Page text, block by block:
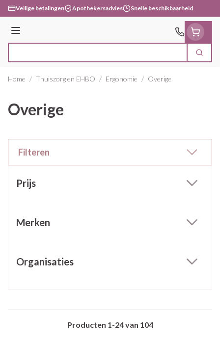
Ga naar de inhoud
Veilige betalingen Apothekersadvies Snelle beschikbaarheid
Menu
Zoek
Home / Thuiszorg en EHBO / Ergonomie / Overige
Overige
Filteren
Prijs
Merken
Organisaties
Producten 1-24van 104